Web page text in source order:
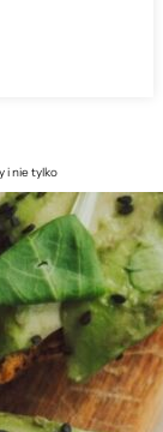
i nie tylko